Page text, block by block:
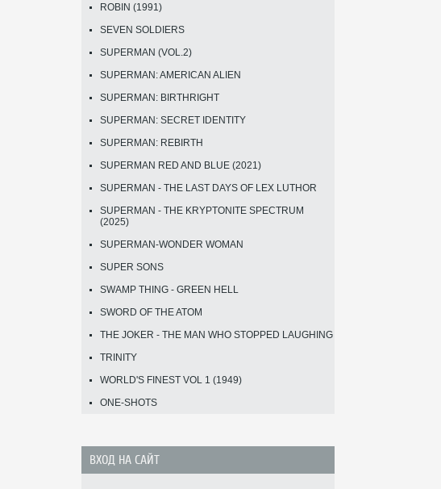
ROBIN (1991)
SEVEN SOLDIERS
SUPERMAN (VOL.2)
SUPERMAN: AMERICAN ALIEN
SUPERMAN: BIRTHRIGHT
SUPERMAN: SECRET IDENTITY
SUPERMAN: REBIRTH
SUPERMAN RED AND BLUE (2021)
SUPERMAN - THE LAST DAYS OF LEX LUTHOR
SUPERMAN - THE KRYPTONITE SPECTRUM
(2025)
SUPERMAN-WONDER WOMAN
SUPER SONS
SWAMP THING - GREEN HELL
SWORD OF THE ATOM
THE JOKER - THE MAN WHO STOPPED LAUGHING
TRINITY
WORLD'S FINEST VOL 1 (1949)
ONE-SHOTS
ВХОД НА САЙТ